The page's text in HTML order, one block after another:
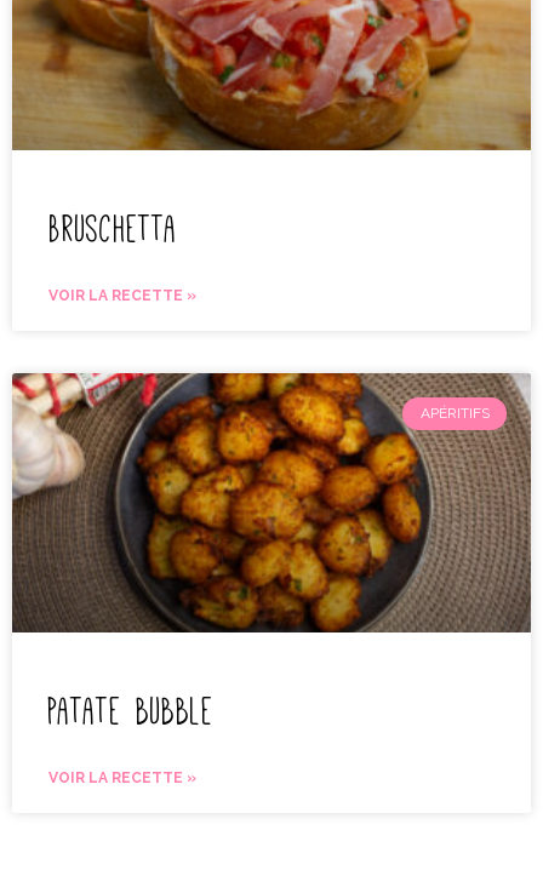
Bruschetta
VOIR LA RECETTE »
APÉRITIFS
Patate bubble
VOIR LA RECETTE »